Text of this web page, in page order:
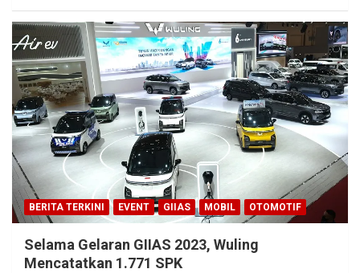
BERITA TERKINI EVENT GIIAS MOBIL OTOMOTIF
Selama Gelaran GIIAS 2023, Wuling
Mencatatkan 1.771 SPK